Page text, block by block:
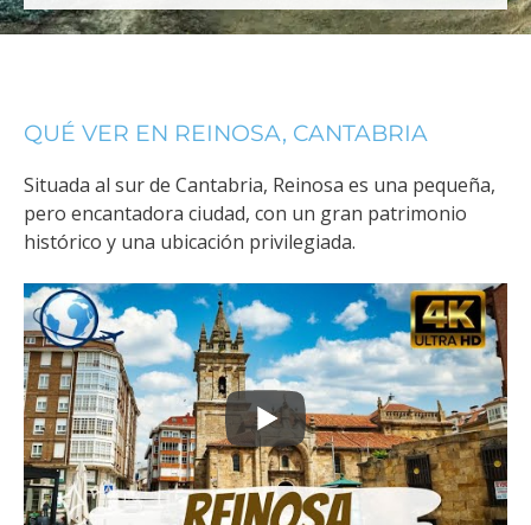
QUÉ VER EN REINOSA, CANTABRIA
Situada al sur de Cantabria, Reinosa es una pequeña,
pero encantadora ciudad, con un gran patrimonio
histórico y una ubicación privilegiada.